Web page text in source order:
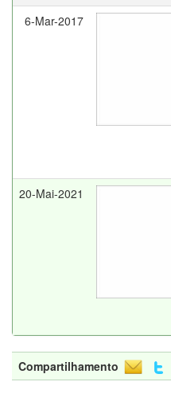
6-Mar-2017
20-Mai-2021
Compartilhamento